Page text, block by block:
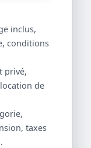
inclus,
conditions
privé,
de
taxes